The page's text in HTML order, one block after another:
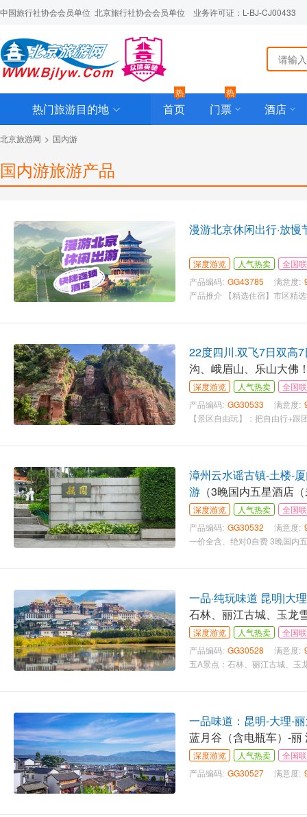
中国旅行社协会会员单位  北京旅行社协会会员单位    业务许可证：L-BJ-CJ00433
热门旅游目的地 首页
热
门票
热
酒店
北京旅游网 > 国内游
国内游旅游产品
漫游北京休闲出行·放
深度游览 人气热卖
全国
产品编码: GG43785 满意度:
22度四川.双飞7日双高
沟、峨眉山、乐山大佛
深度游览 人气热卖
全国
产品编码: GG30533 满意度:
漳州云水谣古镇-土楼-
游 （3晚国内五星酒店
深度游览 人气热卖
全国
产品编码: GG30532 满意度:
一品·纯玩味
石林、丽江古城、玉龙
深度游览 人气热卖
全国
产品编码: GG30528 满意度:
一品味道：昆明-大理-
蓝月谷（含电瓶车）-丽
深度游览 人气热卖
全国
产品编码: GG30527 满意度: